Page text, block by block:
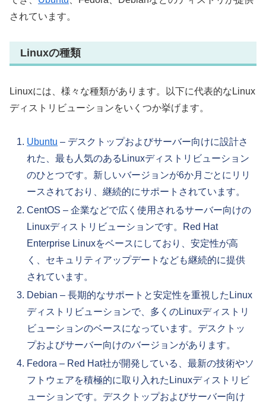
されています。
Linuxの種類
Linuxには、様々な種類があります。以下に代表的なLinux
ディストリビューションをいくつか挙げます。
Ubuntu – デスクトップおよびサーバー向けに設計さ
れた、最も人気のあるLinuxディストリビューション
のひとつです。新しいバージョンが6か月ごとにリリ
ースされており、継続的にサポートされています。
CentOS – 企業などで広く使用されるサーバー向けの
Linuxディストリビューションです。Red Hat
Enterprise Linuxをベースにしており、安定性が高
く、セキュリティアップデートなども継続的に提供
されています。
Debian – 長期的なサポートと安定性を重視したLinux
ディストリビューションで、多くのLinuxディストリ
ビューションのベースになっています。デスクトッ
プおよびサーバー向けのバージョンがあります。
Fedora – Red Hat社が開発している、最新の技術やソ
フトウェアを積極的に取り入れたLinuxディストリビ
ューションです。デスクトップおよびサーバー向け